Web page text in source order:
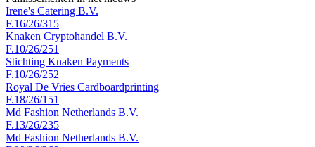
Irene's Catering B.V.
F.16/26/315
Knaken Cryptohandel B.V.
F.10/26/251
Stichting Knaken Payments
F.10/26/252
Royal De Vries Cardboardprinting
F.18/26/151
Md Fashion Netherlands B.V.
F.13/26/235
Md Fashion Netherlands B.V.